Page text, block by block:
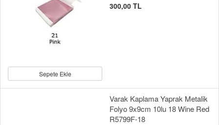
Sepete Ekle
300,00 TL
Varak Kaplama Yaprak Metalik
Folyo 9x9cm 10lu 18 Wine Red
R5799F-18